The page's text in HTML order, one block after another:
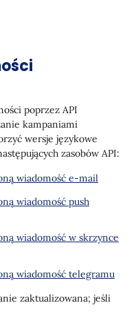
poprzez API
kampaniami
wersje językowe
zasobów API:
wiadomość e-mail
wiadomość push
wiadomość w skrzynce
wiadomość telegramu
zaktualizowana; jeśli